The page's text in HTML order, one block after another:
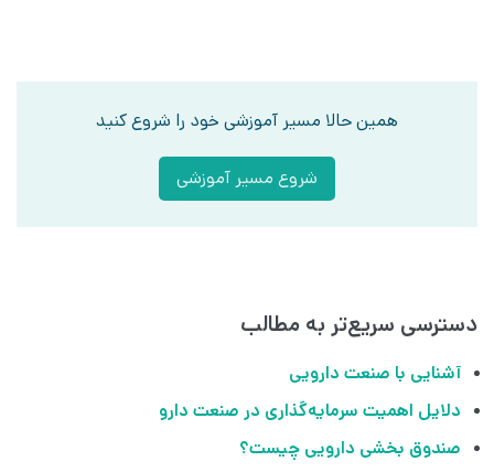
همین حالا مسیر آموزشی خود را شروع کنید
شروع مسیر آموزشی
دسترسی سریع‌تر به مطالب
آشنایی با صنعت دارویی
دلایل اهمیت سرمایه‌گذاری در صنعت دارو
صندوق بخشی دارویی چیست؟